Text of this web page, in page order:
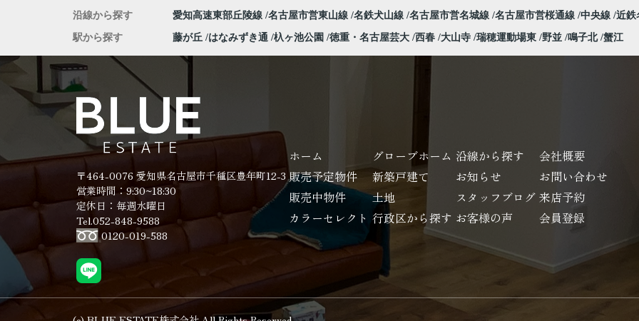
沿線から探す 愛知高速東部丘陵線 名古屋市営東山線 名鉄犬山線 名古屋市営名城線 名古屋市営桜通線 中央線 近鉄
駅から探す 藤が丘 はなみずき通 杁ヶ池公園 徳重・名古屋芸大 西春 大山寺 瑞穂運動場東 野並 鳴子北 蟹江
〒464-0076 愛知県名古屋市千種区豊年町12-3
営業時間：9:30~18:30
定休日：毎週水曜日
Tel.052-848-9588
0120-019-588
ホーム
販売予定物件
販売中物件
カラーセレクト
グローブホーム
新築戸建て
土地
行政区から探す
沿線から探す
お知らせ
スタッフブログ
お客様の声
会社概要
お問い合わせ
来店予約
会員登録